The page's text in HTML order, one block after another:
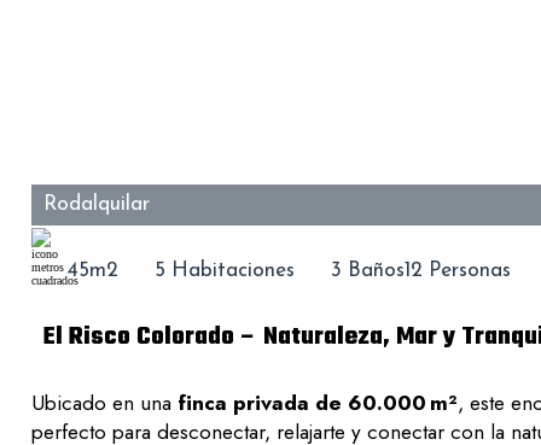
Rodalquilar
45m2 5 Habitaciones 3 Baños12 Personas
El Risco Colorado – Naturaleza, Mar y
Ubicado en una finca privada de 60.000 m², este
perfecto para desconectar, relajarte y conectar con la